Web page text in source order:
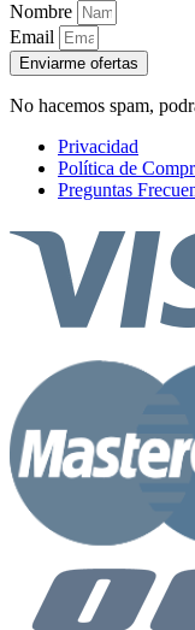
Nombre
Email
Enviarme ofertas
No hacemos spam,
Privacidad
Política de
Preguntas